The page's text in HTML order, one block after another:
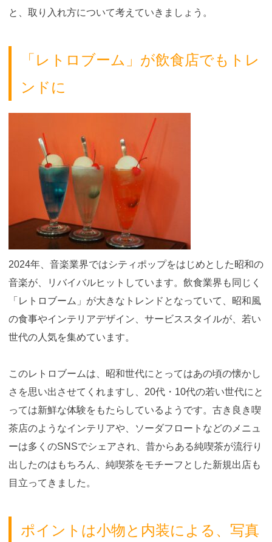
と、取り入れ方について考えていきましょう。
「レトロブーム」が飲食店でもトレ
ンドに
2024年、音楽業界ではシティポップをはじめとした昭和の
音楽が、リバイバルヒットしています。飲食業界も同じく
「レトロブーム」が大きなトレンドとなっていて、昭和風
の食事やインテリアデザイン、サービススタイルが、若い
世代の人気を集めています。
このレトロブームは、昭和世代にとってはあの頃の懐かし
さを思い出させてくれますし、20代・10代の若い世代にと
っては新鮮な体験をもたらしているようです。古き良き喫
茶店のようなインテリアや、ソーダフロートなどのメニュ
ーは多くのSNSでシェアされ、昔からある純喫茶が流行り
出したのはもちろん、純喫茶をモチーフとした新規出店も
目立ってきました。
ポイントは小物と内装による、写真